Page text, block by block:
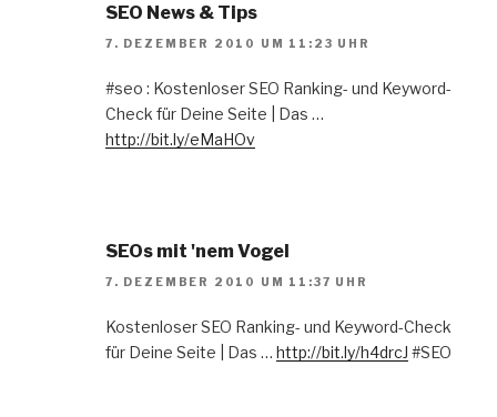
SEO News & Tips
7. DEZEMBER 2010 UM 11:23 UHR
#seo : Kostenloser SEO Ranking- und Keyword-
Check für Deine Seite | Das …
http://bit.ly/eMaHOv
SEOs mit 'nem Vogel
7. DEZEMBER 2010 UM 11:37 UHR
Kostenloser SEO Ranking- und Keyword-Check
für Deine Seite | Das … http://bit.ly/h4drcJ #SEO